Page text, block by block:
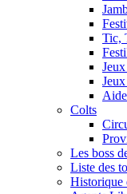
Tic,
Colts
Les boss
Liste des
Historique